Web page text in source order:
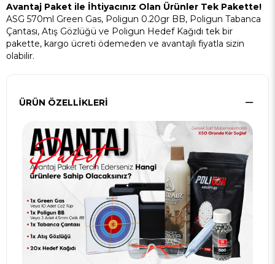
Avantaj Paket ile İhtiyacınız Olan Ürünler Tek Pakette!
ASG 570ml Green Gas, Poligun 0.20gr BB, Poligun Tabanca
Çantası, Atış Gözlüğü ve Poligun Hedef Kağıdı tek bir
pakette, kargo ücreti ödemeden ve avantajlı fiyatla sizin
olabilir.
ÜRÜN ÖZELLIKLERI